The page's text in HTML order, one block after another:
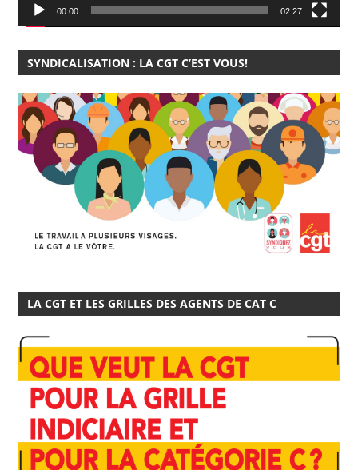
00:00 02:27
SYNDICALISATION : LA CGT C’EST VOUS!
LA CGT ET LES GRILLES DES AGENTS DE CAT C